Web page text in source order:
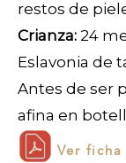
restos de
Crianza: 24
Eslavonia de
Antes de ser
afina en
Ver